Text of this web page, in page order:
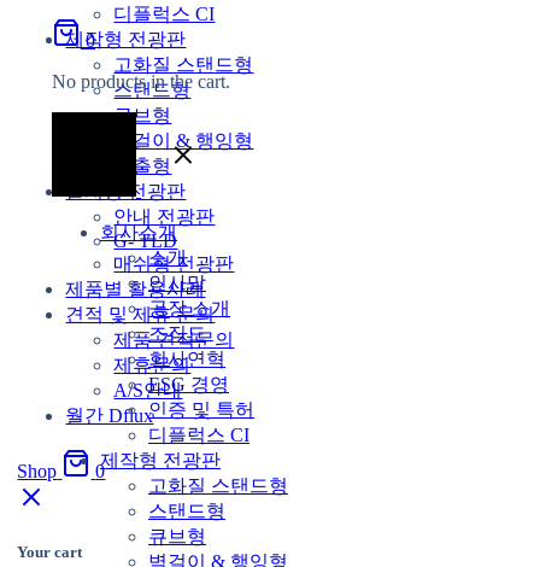
디플럭스 CI
제작형 전광판
고화질 스탠드형
스탠드형
큐브형
벽걸이 & 행잉형
돌출형
설치형 전광판
안내 전광판
G- TLD
매쉬형 전광판
제품별 활용사례
견적 및 제휴 문의
제품 견적문의
제휴문의
A/S안내
월간 Dflux
Shop 0
Your cart
0
No products in the cart.
회사소개
소개
인사말
공장 소개
조직도
회사연혁
ESG 경영
인증 및 특허
디플럭스 CI
제작형 전광판
고화질 스탠드형
스탠드형
큐브형
벽걸이 & 행잉형